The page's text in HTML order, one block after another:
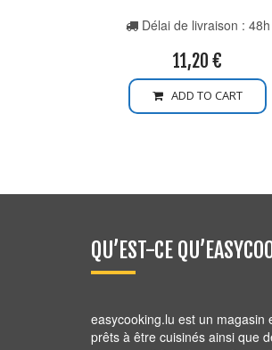
Délai de livraison : 48h
11,20€
ADD TO CART
QU’EST-CE
easycooking.lu est un magasin
prêts à être cuisinés ainsi que